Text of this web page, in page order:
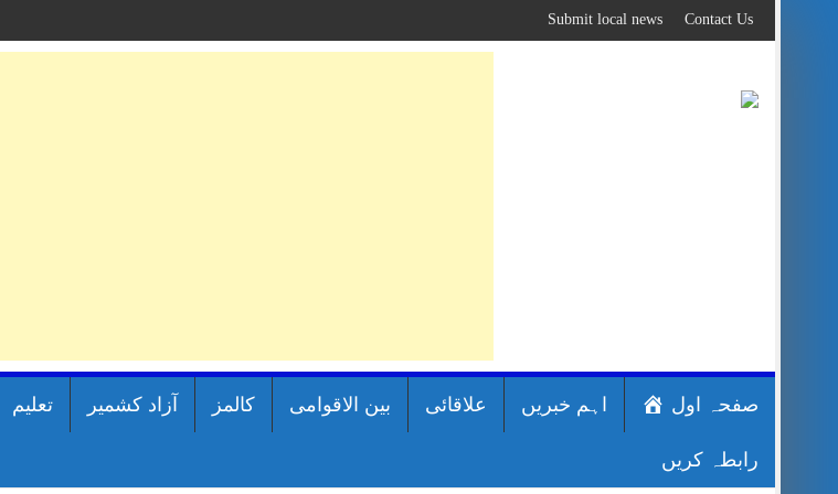
to
content
Contact Us
Submit local news
صفحہ اول اہم خبریں علاقائی بین الاقوامی کالمز آزاد کشمیر تعلیم
رابطہ کریں